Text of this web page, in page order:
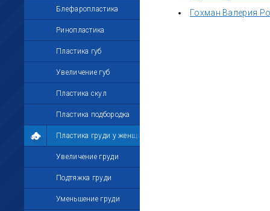
Блефаропластика
Ринопластика
Пластика губ
Увеличение губ
Пластика скул
Пластика подбородка
Пластика груди у женщин
Увеличение груди
Подтяжка груди
Уменьшение груди
Гохман Валерия